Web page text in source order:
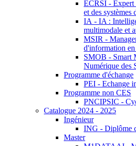
ECRSI - Expert
et des systèmes
IA - IA :
multimodale et
MSIR -
d'information en
SMOB - Smart
Numérique des
Programme d'échange
PEI - Echange
Programme non CES
PNCIPSIC -
Catalogue 2024 - 2025
Ingénieur
ING - Diplôme
Master